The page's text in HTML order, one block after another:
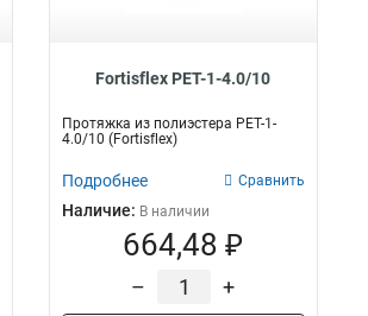
Fortisflex PET-1-4.0/10
Протяжка из полиэстера PET-1-
4.0/10 (Fortisflex)
Подробнее Сравнить
Наличие: В наличии
664,48 ₽
– +